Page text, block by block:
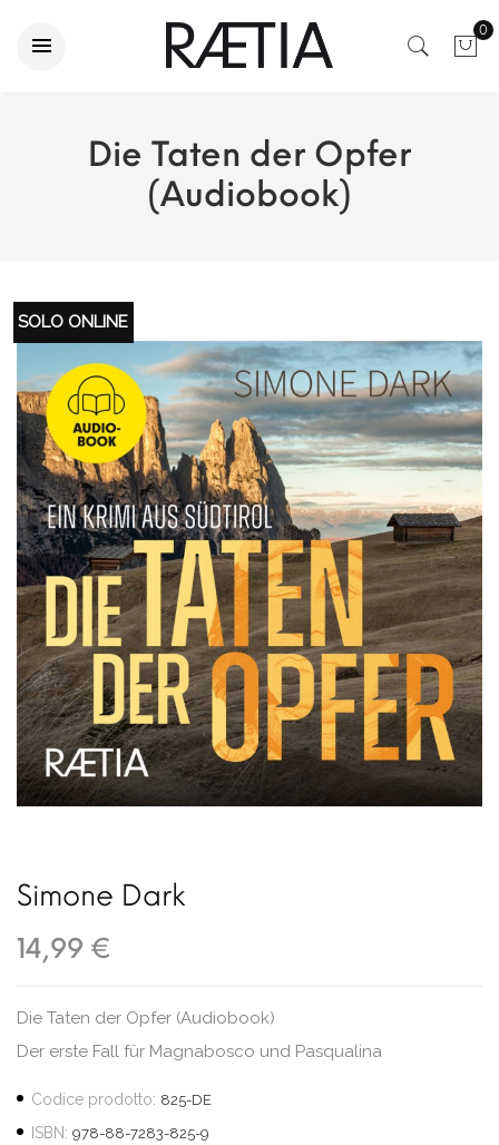
0
Die Taten der Opfer
(Audiobook)
SOLO ONLINE
Simone Dark
14,99 €
Die Taten der Opfer (Audiobook)
Der erste Fall für Magnabosco und Pasqualina
Codice prodotto: 825-DE
ISBN: 978-88-7283-825-9